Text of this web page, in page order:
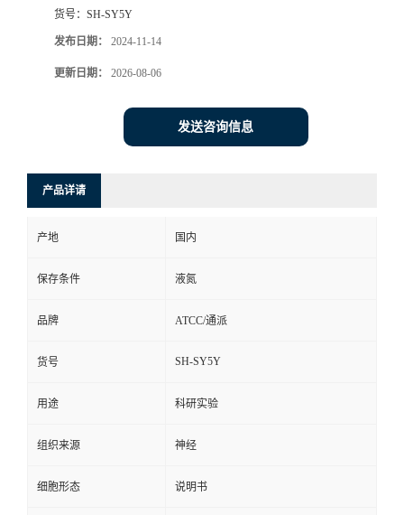
货号： SH-SY5Y
发布日期： 2024-11-14
更新日期： 2026-08-06
发送咨询信息
产品详请
产地 国内
保存条件 液氮
品牌 ATCC/通派
货号 SH-SY5Y
用途 科研实验
组织来源 神经
细胞形态 说明书